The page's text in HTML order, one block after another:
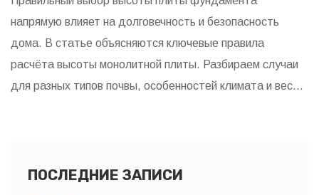
напрямую влияет на долговечность и безопасность
дома. В статье объясняются ключевые правила
расчёта высоты монолитной плиты. Разбираем случаи
для разных типов почвы, особенностей климата и веса
ошибок при строительстве.
ПОСЛЕДНИЕ ЗАПИСИ